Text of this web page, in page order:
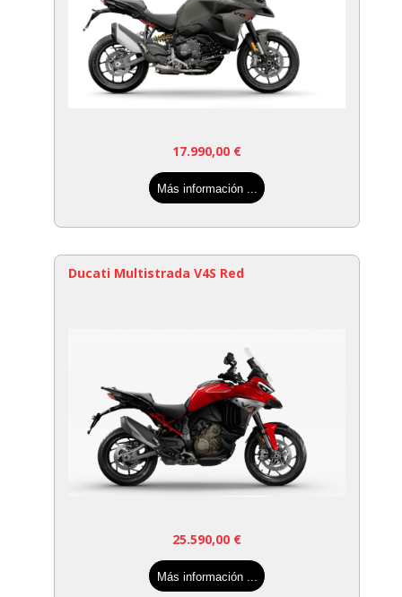
17.990,00 €
Más información ...
Ducati Multistrada V4S Red
25.590,00 €
Más información ...